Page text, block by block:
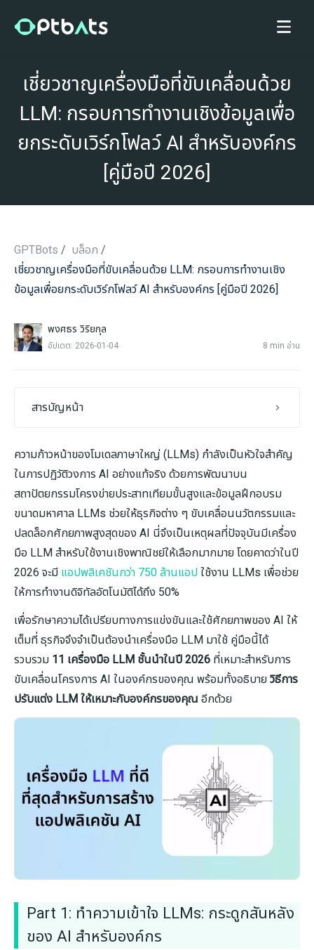
เชี่ยวชาญเครื่องมือที่ขับเคลื่อนด้วย
LLM: กรอบการทำงานเชิงข้อมูลเพื่อ
ยกระดับเวิร์กโฟลว์ AI สำหรับองค์กร
[คู่มือปี 2026]
GPTBots / บล็อก /
เชี่ยวชาญเครื่องมือที่ขับเคลื่อนด้วย LLM: กรอบการทำงานเชิง
ข้อมูลเพื่อยกระดับเวิร์กโฟลว์ AI สำหรับองค์กร [คู่มือปี 2026]
พงศธร วิริยกุล
อัปเดต: 2026-01-04 8 min อ่าน
สารบัญหน้า
ความก้าวหน้าของโมเดลภาษาใหญ่ (LLMs) กำลังเป็นหัวใจสำคัญ
ในการปฏิวัติวงการ AI อย่างแท้จริง ด้วยการพัฒนาบน
สถาปัตยกรรมโครงข่ายประสาทเทียมขั้นสูงและข้อมูลฝึกอบรม
ขนาดมหาศาล LLMs ช่วยให้ธุรกิจต่าง ๆ ขับเคลื่อนนวัตกรรมและ
ปลดล็อกศักยภาพสูงสุดของ AI นี่จึงเป็นเหตุผลที่ปัจจุบันมีเครื่อง
มือ LLM สำหรับใช้งานเชิงพาณิชย์ให้เลือกมากมาย โดยคาดว่าในปี
2026 จะมี แอปพลิเคชันกว่า 750 ล้านแอปใช้งาน LLMs เพื่อช่วย
ให้การทำงานดิจิทัลอัตโนมัติได้ถึง 50%
เพื่อรักษาความได้เปรียบทางการแข่งขันและใช้ศักยภาพของ AI ให้
เต็มที่ ธุรกิจจึงจำเป็นต้องนำเครื่องมือ LLM มาใช้ คู่มือนี้ได้
รวบรวม 11 เครื่องมือ LLM ชั้นนำในปี 2026 ที่เหมาะสำหรับการ
ขับเคลื่อนโครงการ AI ในองค์กรของคุณ พร้อมทั้งอธิบายวิธีการ
ปรับแต่ง LLM ให้เหมาะกับองค์กรของคุณ อีกด้วย
Part 1: ทำความเข้าใจ LLMs: กระดูกสันหลัง
ของ AI สำหรับองค์กร